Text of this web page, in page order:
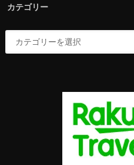
カテゴリー